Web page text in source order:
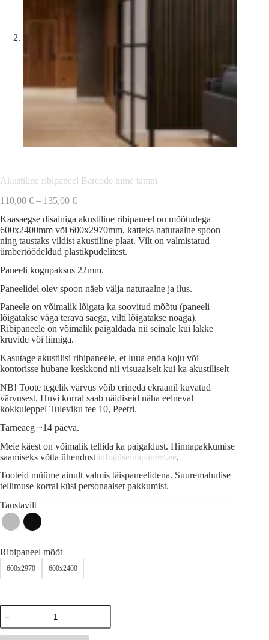
Akustiline ribipaneel Barcode tume tamm
110,00 € – 135,00 €Hinnavahemik:
kuni
135,00 €
Kaasaegse disainiga akustiline ribipaneel on mõõtudega
600x2400mm või 600x2970mm, katteks naturaalne spoon
ning taustaks vildist akustiline plaat. Vilt on valmistatud
ümbertöödeldud plastikpudelitest.
Paneeli kogupaksus 22mm.
Paneelidel olev spoon näeb välja naturaalne ja ilus.
Paneele on võimalik lõigata ka soovitud mõõtu (paneeli
lõigatakse väga terava saega, vilti lõigatakse noaga).
Ribipaneele on võimalik paigaldada nii seinale kui lakke
kruvide või liimiga.
Kasutage akustilisi ribipaneele, et luua enda koju või
kontorisse hubane keskkond nii visuaalselt kui ka akustiliselt
NB! Toote tegelik värvus võib erineda ekraanil kuvatud
värvusest. Huvi korral saab näidiseid näha eelneval
kokkuleppel Tuleviku tee 10, Peetri.
Tarneaeg ~14 päeva.
Meie käest on võimalik tellida ka paigaldust. Hinnapakkumise
saamiseks võtta ühendust info@seinapaneel.ee.
Tooteid müüme ainult valmis täispaneelidena. Suuremahulise
tellimuse korral küsi personaalset pakkumist.
Taustavilt
Ribipaneel mõõt
600x2970 600x2400
Akustiline
ribipaneel
Barcode